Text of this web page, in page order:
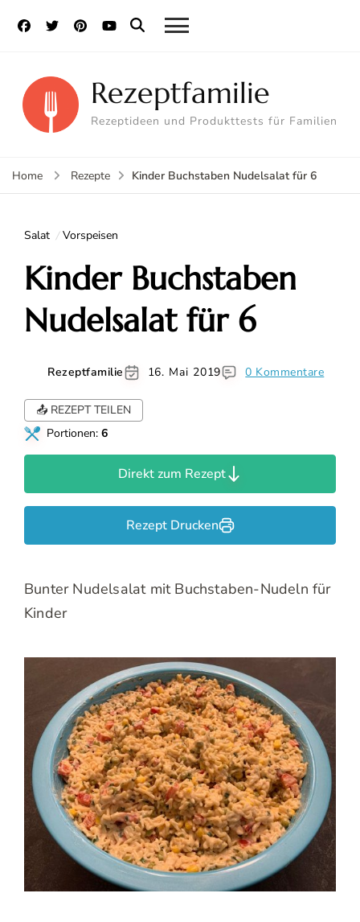
Rezeptfamilie
Rezeptideen und Produkttests für Familien
Home Rezepte Kinder Buchstaben Nudelsalat für 6
Salat Vorspeisen
Kinder Buchstaben
Nudelsalat für 6
Rezeptfamilie 16. Mai 2019 0 Kommentare
📤 REZEPT TEILEN
Portionen: 6
Direkt zum Rezept
Rezept Drucken
Bunter Nudelsalat mit Buchstaben-Nudeln für
Kinder